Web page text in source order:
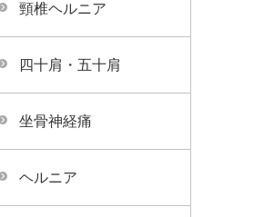
頸椎ヘルニア
四十肩・五十肩
坐骨神経痛
ヘルニア